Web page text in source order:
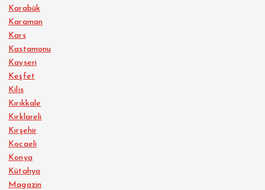
Karabük
Karaman
Kars
Kastamonu
Kayseri
Keşfet
Kilis
Kırıkkale
Kırklareli
Kırşehir
Kocaeli
Konya
Kütahya
Magazin